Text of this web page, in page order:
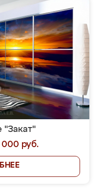
"Закат"
000 руб.